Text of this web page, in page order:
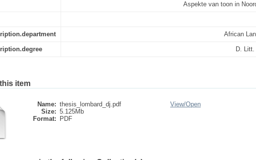
Aspekte van toon in
African
D.
item
Name: thesis_lombard_dj.pdf
Size: 5.125Mb
Format:
PDF
View/Open